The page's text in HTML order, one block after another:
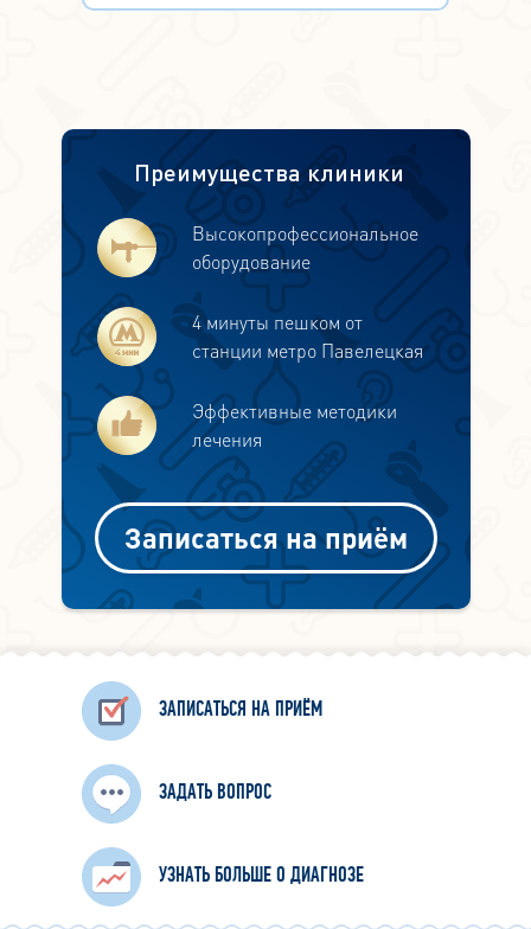
Преимущества клиники
Высокопрофессиональное
оборудование
4 минуты пешком от
станции метро Павелецкая
Эффективные методики
лечения
Записаться на приём
ЗАПИСАТЬСЯ НА ПРИЁМ
ЗАДАТЬ ВОПРОС
УЗНАТЬ БОЛЬШЕ О ДИАГНОЗЕ